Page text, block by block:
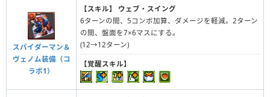
スパイダーマン＆
ヴェノム装備（コ
ラボ1）
【スキル】
ウェブ・スイング
6ターンの間、5コンボ加算、ダメージを軽減。2ターン
の間、盤面を7×6マスにする。
(12→12ターン)
【覚醒スキル】